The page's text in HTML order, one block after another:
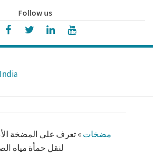
Follow us
مضخات»تعرف على المضخة
لنقل حمأة مياه